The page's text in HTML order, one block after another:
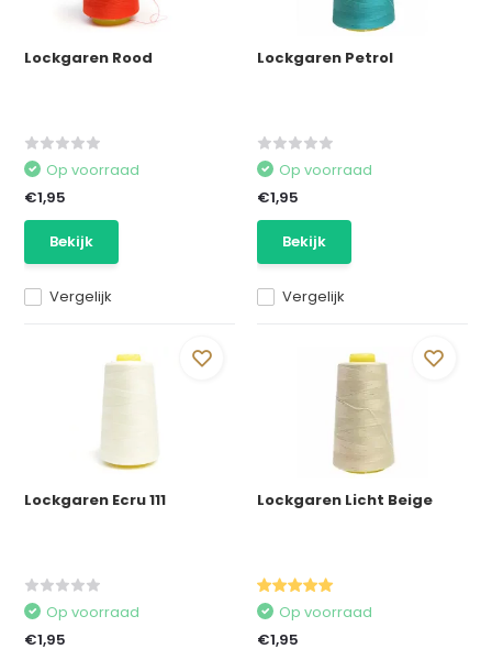
Lockgaren Rood
Vergelijk
Op voorraad
€1,95
Bekijk
Lockgaren Petrol
Vergelijk
Op voorraad
€1,95
Bekijk
Lockgaren Ecru 111
Op voorraad
€1,95
Lockgaren Licht Beige
Op voorraad
€1,95